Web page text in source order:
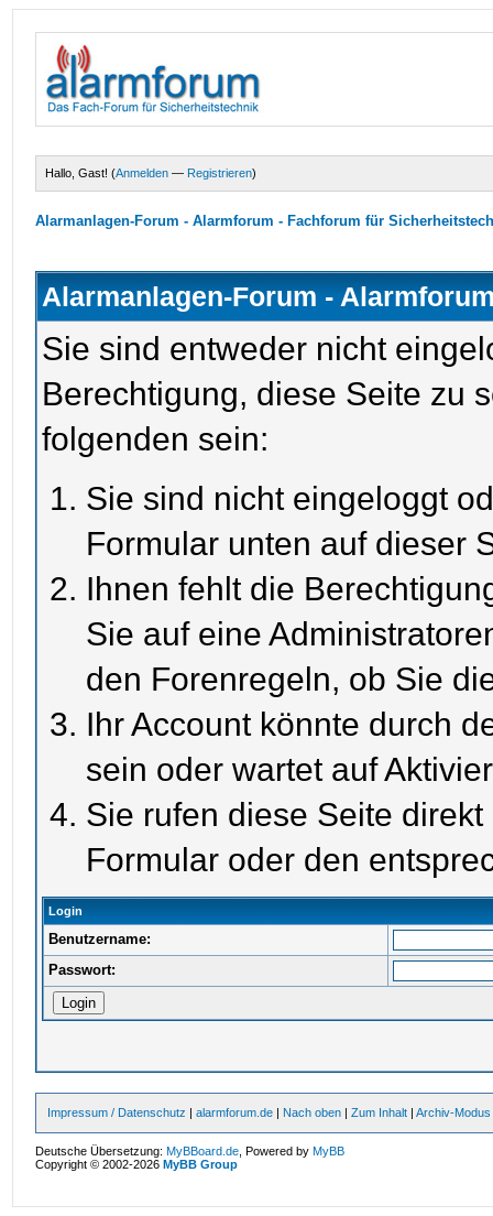
Hallo, Gast! (Anmelden — Registrieren)
Alarmanlagen-Forum - Alarmforum - Fachforum für
Alarmanlagen-Forum -
Sie sind entweder nicht
Berechtigung, diese Seite zu
folgenden sein:
Sie sind nicht eingeloggt
Formular unten auf dieser
Ihnen fehlt die
Sie auf eine
den Forenregeln, ob Sie
Ihr Account könnte durch
sein oder wartet auf
Sie rufen diese Seite
Formular oder den
Login
Benutzername:
Passwort:
Impressum / Datenschutz |alarmforum.de | Nach oben |Zum Inhalt |Archiv-Modus
Deutsche Übersetzung:MyBBoard.de , Powered byMyBB
Copyright © 2002-2026MyBB Group